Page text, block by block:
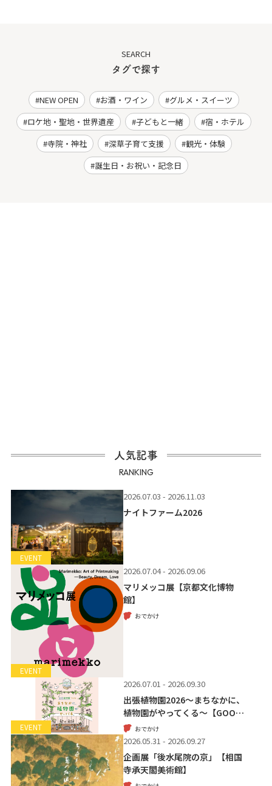
SEARCH
タグで探す
NEW OPEN お酒・ワイン
グルメ・スイーツ
ロケ地・聖地・世界遺産
子どもと一緒
宿・ホテル
寺院・神社
深草子育て支援
観光・体験
誕生日・お祝い・記念日
人気記事
RANKING
EVENT
2026.07.03 - 2026.11.03
ナイトファーム2026
EVENT
2026.07.04 - 2026.09.06
マリメッコ展【京都文化博物
館】
おでかけ
EVENT
2026.07.01 - 2026.09.30
出張植物園2026～まちなかに、
植物園がやってくる～【GOO…
おでかけ
2026.05.31 - 2026.09.27
企画展「後水尾院の京」【相国
寺承天閣美術館】